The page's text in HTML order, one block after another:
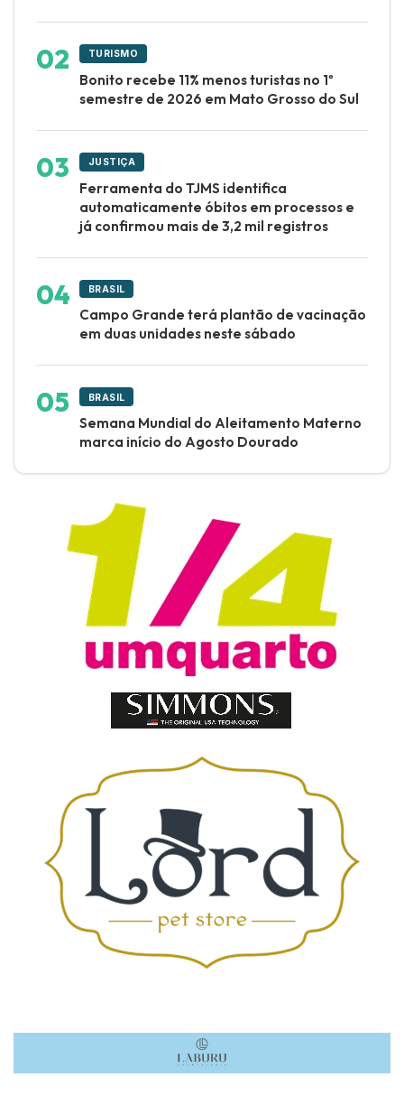
TURISMO
Bonito recebe 11% menos turistas no 1º
semestre de 2026 em Mato Grosso do Sul
JUSTIÇA
Ferramenta do TJMS identifica
automaticamente óbitos em processos e
já confirmou mais de 3,2 mil registros
BRASIL
Campo Grande terá plantão de vacinação
em duas unidades neste sábado
BRASIL
Semana Mundial do Aleitamento Materno
marca início do Agosto Dourado